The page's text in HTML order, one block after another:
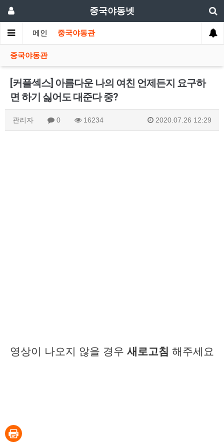
중국야동넷
메인 중국야동관
중국야동관
[커플섹스] 아름다운 나의 여친 언제든지 요구하
면 하기 싫어도 대준다 중?
관리자 0 16234 2020.07.26 12:29
영상이 나오지 않을 경우 새로고침 해주세요